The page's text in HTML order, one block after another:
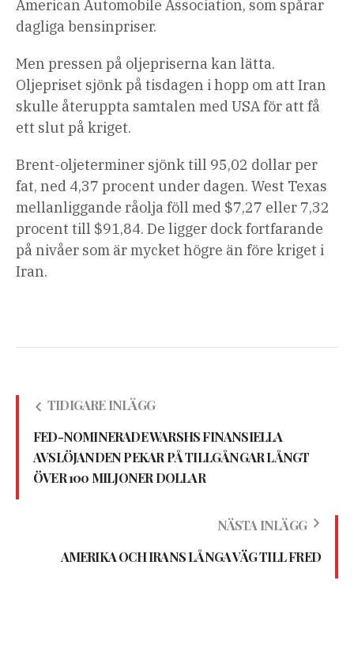
American Automobile Association, som spårar
dagliga bensinpriser.
Men pressen på oljepriserna kan lätta.
Oljepriset sjönk på tisdagen i hopp om att Iran
skulle återuppta samtalen med USA för att få
ett slut på kriget.
Brent-oljeterminer sjönk till 95,02 dollar per
fat, ned 4,37 procent under dagen. West Texas
mellanliggande råolja föll med $7,27 eller 7,32
procent till $91,84. De ligger dock fortfarande
på nivåer som är mycket högre än före kriget i
Iran.
TIDIGARE INLÄGG
FED-NOMINERADE WARSHS FINANSIELLA
AVSLÖJANDEN PEKAR PÅ TILLGÅNGAR LÅNGT
ÖVER 100 MILJONER DOLLAR
NÄSTA INLÄGG
AMERIKA OCH IRANS LÅNGA VÄG TILL FRED